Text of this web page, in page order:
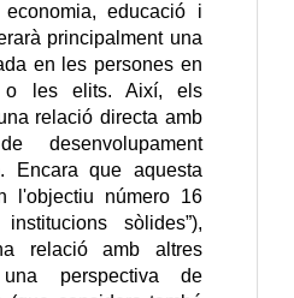
educació i
principalment una
en les persones en
o les elits. Així, els
relació directa amb
desenvolupament
Encara que aquesta
l'objectiu número 16
sòlides”),
relació amb altres
perspectiva de